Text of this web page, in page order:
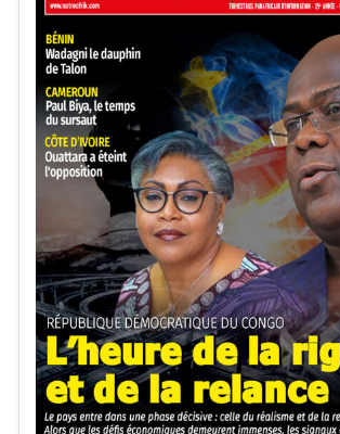
populations civiles, accusations que les
contestent.
Notre Afrik avec AFP